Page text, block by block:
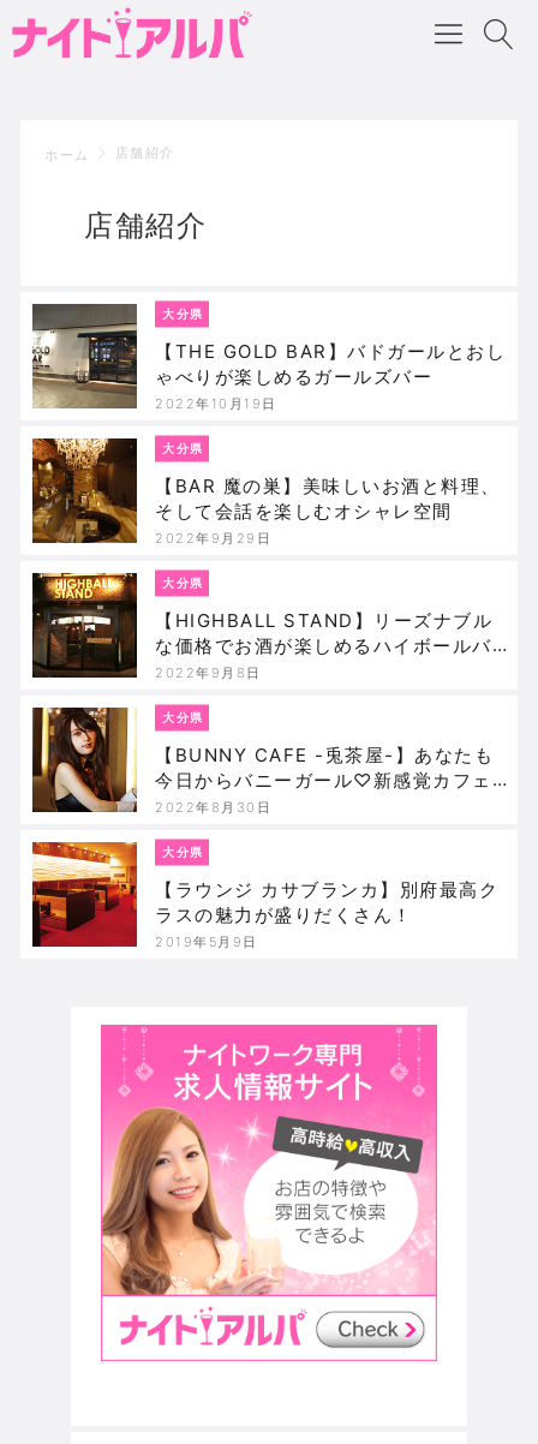
ホーム 店舗紹介
店舗紹介
大分県
【THE GOLD BAR】バドガールとおし
ゃべりが楽しめるガールズバー
2022年10月19日
大分県
【BAR 魔の巣】美味しいお酒と料理、
そして会話を楽しむオシャレ空間
2022年9月29日
大分県
【HIGHBALL STAND】リーズナブル
な価格でお酒が楽しめるハイボールバ
ー☆
2022年9月8日
大分県
【BUNNY CAFE -兎茶屋-】あなたも
今日からバニーガール♡新感覚カフェ
バー！
2022年8月30日
大分県
【ラウンジ カサブランカ】別府最高ク
ラスの魅力が盛りだくさん！
2019年5月9日